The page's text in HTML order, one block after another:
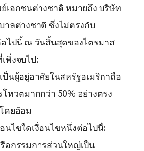
เอกชนต่างชาติ หมายถึง บริษัท
าลต่างชาติ ซึ่งไม่ตรงกับ
อไปนี้ ณ วันสิ้นสุดของไตรมาส
พิ่งจบไป:
นผู้อยู่อาศัยในสหรัฐอเมริกาถือ
หวตมากกว่า 50% อย่างตรง
ดยอ้อม
นไขใดเงื่อนไขหนึ่งต่อไปนี้:
อกรรมการส่วนใหญ่เป็น